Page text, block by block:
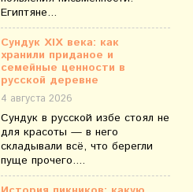
Египтяне...
Сундук XIX века: как
хранили приданое и
семейные ценности в
русской деревне
4 августа 2026
Сундук в русской избе стоял не
для красоты — в него
складывали всё, что берегли
пуще прочего....